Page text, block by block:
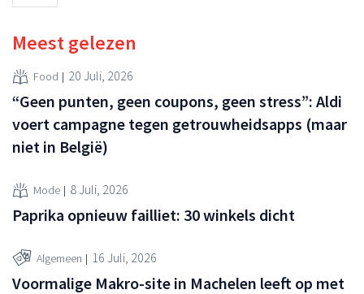
Meest gelezen
Food 20 Juli, 2026
“Geen punten, geen coupons, geen stress”: Aldi
voert campagne tegen getrouwheidsapps (maar
niet in België)
Mode 8 Juli, 2026
Paprika opnieuw failliet: 30 winkels dicht
Algemeen 16 Juli, 2026
Voormalige Makro-site in Machelen leeft op met